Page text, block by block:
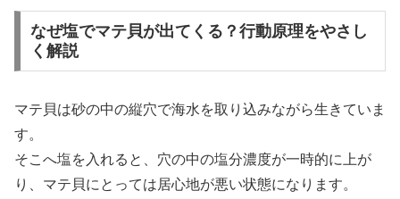
なぜ塩でマテ貝が出てくる？行動原理をやさし
く解説
マテ貝は砂の中の縦穴で海水を取り込みながら生きていま
す。
そこへ塩を入れると、穴の中の塩分濃度が一時的に上が
り、マテ貝にとっては居心地が悪い状態になります。